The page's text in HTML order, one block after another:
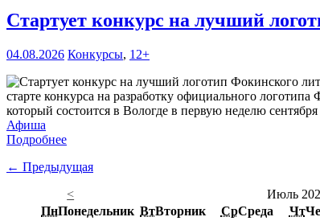
Стартует конкурс на лучший
04.08.2026 Конкурсы, 12+
старте конкурса на разработку официального
который состоится в Вологде в первую неделю сентября
Афиша
Подробнее
← Предыдущая
<
Июль
ПнПонедельник ВтВторник СрСреда Чт